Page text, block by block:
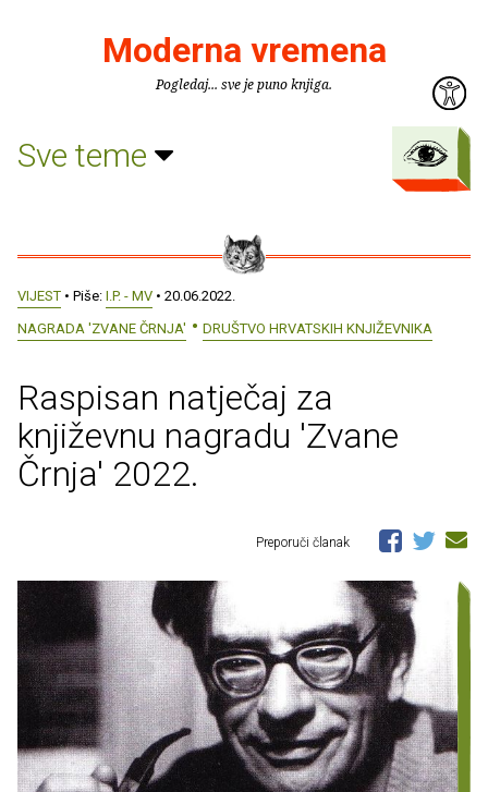
Moderna vremena
Pogledaj... sve je puno knjiga.
Sve teme
VIJEST • Piše: I.P. - MV • 20.06.2022.
NAGRADA 'ZVANE ČRNJA'
DRUŠTVO HRVATSKIH KNJIŽEVNIKA
Raspisan natječaj za
književnu nagradu 'Zvane
Črnja' 2022.
Preporuči članak